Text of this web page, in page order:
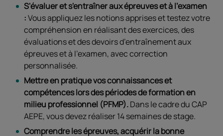
S'évaluer et s'entraîner aux épreuves et à l’examen
:Vous appliquez les notions apprises et testez votre
compréhension en réalisant des exercices, des
évaluations et des devoirs d’entraînement aux
épreuves et à l’examen, avec correction
personnalisée.
Mettre en pratique vos connaissances et
compétences lors des périodes de formation en
milieu professionnel (PFMP).Dans le cadre du CAP
AEPE, vous devez réaliser 14 semaines de stage.
Comprendre les épreuves, acquérir la bonne